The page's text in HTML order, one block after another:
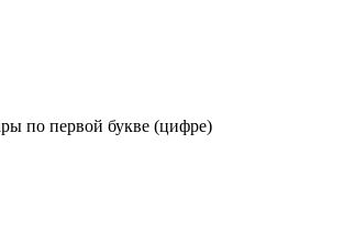
по первой букве (цифре)